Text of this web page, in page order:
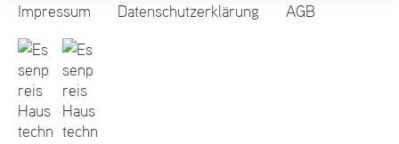
Impressum Datenschutzerklärung AGB